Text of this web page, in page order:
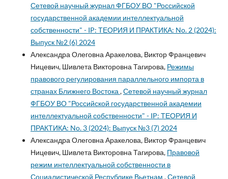
Сетевой научный журнал ФГБОУ ВО "Российской
государственной академии интеллектуальной
собственности" - IP: ТЕОРИЯ И ПРАКТИКА: No. 2 (2024):
Выпуск №2 (6) 2024
Александра Олеговна Аракелова, Виктор Францевич
Ницевич, Шивлета Викторовна Тагирова, Режимы
правового регулирования параллельного импорта в
странах Ближнего Востока ,Сетевой научный журнал
ФГБОУ ВО "Российской государственной академии
интеллектуальной собственности" - IP: ТЕОРИЯ И
ПРАКТИКА: No. 3 (2024): Выпуск №3 (7) 2024
Александра Олеговна Аракелова, Виктор Францевич
Ницевич, Шивлета Викторовна Тагирова, Правовой
режим интеллектуальной собственности в
Социалистической Республике Вьетнам ,Сетевой